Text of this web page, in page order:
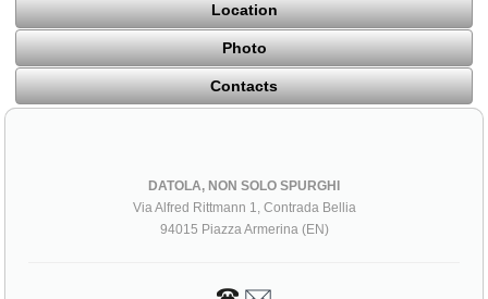
Location
Photo
Contacts
DATOLA, NON SOLO SPURGHI
Via Alfred Rittmann 1, Contrada Bellia
94015 Piazza Armerina (EN)